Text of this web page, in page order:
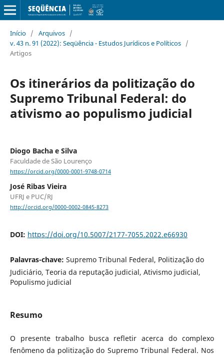
Início / Arquivos /
v. 43 n. 91 (2022): Seqüência - Estudos Jurídicos e Políticos /
Artigos
Os itinerários da politização do
Supremo Tribunal Federal: do
ativismo ao populismo judicial
Diogo Bacha e Silva
Faculdade de São Lourenço
https://orcid.org/0000-0001-9748-0714
José Ribas Vieira
UFRJ e PUC/RJ
http://orcid.org/0000-0002-0845-8273
DOI: https://doi.org/10.5007/2177-7055.2022.e66930
Palavras-chave: Supremo Tribunal Federal, Politização do
Judiciário, Teoria da reputação judicial, Ativismo judicial,
Populismo judicial
Resumo
O presente trabalho busca refletir acerca do complexo
fenômeno da politização do Supremo Tribunal Federal. Nos